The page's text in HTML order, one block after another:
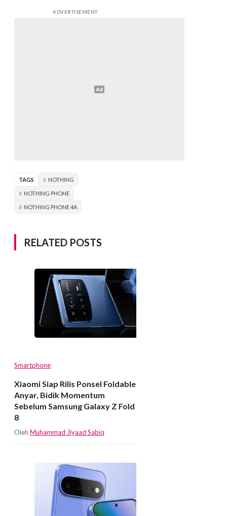
ADVERTISEMENT
TAGS NOTHING
NOTHING PHONE
NOTHING PHONE 4A
RELATED POSTS
Smartphone
Xiaomi Siap Rilis Ponsel Foldable
Anyar, Bidik Momentum
Sebelum Samsung Galaxy Z Fold
8
Oleh Muhammad Jiyaad Sabiq